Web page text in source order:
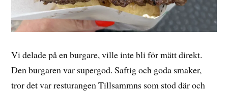
Vi delade på en burgare, ville inte bli för mätt direkt.
Den burgaren var supergod. Saftig och goda smaker,
tror det var resturangen Tillsammns som stod där och